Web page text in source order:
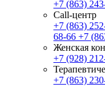
+7 (863)
Call-центр
+7 (863)
68-66 +7
Женская
+7 (928)
+7 (863)